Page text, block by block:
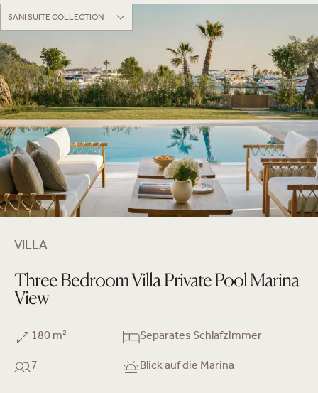
SANI SUITE COLLECTION
VILLA
Three Bedroom Villa Private Pool Marina
View
180 m²
7
Separates Schlafzimmer
Blick auf die Marina